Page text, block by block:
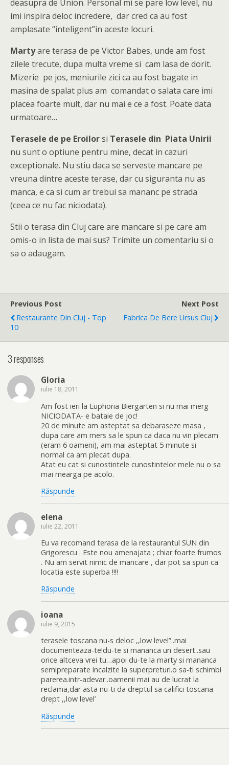
deasupra de Union. Personal mi se pare low level, nu
imi inspira deloc incredere, dar cred ca au fost
amplasate “inteligent”in aceste locuri.
Martyare terasa de pe Victor Babes, unde am fost
zilele trecute, dupa multa vreme si cam lasa de dorit.
Mizerie pe jos, meniurile zici ca au fost bagate in
masina de spalat plus am comandat o salata care imi
placea foarte mult, dar nu mai e ce a fost. Poate data
urmatoare…
Terasele de pe Eroilorsi Terasele din Piata Unirii
nu sunt o optiune pentru mine, decat in cazuri
exceptionale. Nu stiu daca se serveste mancare pe
vreuna dintre aceste terase, dar cu siguranta nu as
manca, e ca si cum ar trebui sa mananc pe strada
(ceea ce nu fac niciodata).
Stii o terasa din Cluj care are mancare si pe care am
omis-o in lista de mai sus? Trimite un comentariu si o
sa o adaugam.
Previous Post
Restaurante Din Cluj - Top
10
Next Post
Fabrica De Bere Ursus Cluj
3 responses
Gloria
iulie 18, 2011
Am fost ieri la Euphoria Biergarten si nu mai merg
NICIODATA- e bataie de joc!
20 de minute am asteptat sa debaraseze masa ,
dupa care am mers sa le spun ca daca nu vin plecam
(eram 6 oameni), am mai asteptat 5 minute si
normal ca am plecat dupa.
Atat eu cat si cunostintele cunostintelor mele nu o sa
mai mearga pe acolo.
Răspunde
elena
iulie 22, 2011
Eu va recomand terasa de la restaurantul SUN din
Grigorescu . Este nou amenajata ; chiar foarte frumos
. Nu am servit nimic de mancare , dar pot sa spun ca
locatia este superba !!!!
Răspunde
ioana
iulie 9, 2015
terasele toscana nu-s deloc ,,low level”..mai
documenteaza-te!du-te si mananca un desert..sau
orice altceva vrei tu…apoi du-te la marty si mananca
semipreparate incalzite la superpreturi.o sa-ti schimbi
parerea.intr-adevar..oamenii mai au de lucrat la
reclama,dar asta nu-ti da dreptul sa califici toscana
drept ,,low level’
Răspunde